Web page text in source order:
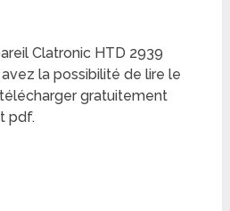
Clatronic HTD 2939
la possibilité de lire le
gratuitement
pdf.